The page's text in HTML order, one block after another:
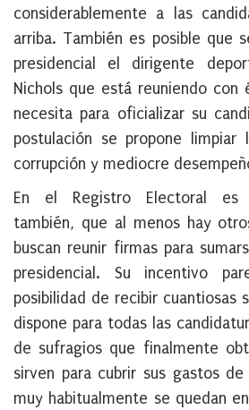
considerablemente a las
arriba. También es posible que
presidencial el dirigente
Nichols que está reuniendo con
necesita para oficializar su
postulación se propone
corrupción y mediocre
En el Registro Electoral es
también, que al menos hay
buscan reunir firmas para
presidencial. Su incentivo
posibilidad de recibir cuantiosas
dispone para todas las
de sufragios que finalmente
sirven para cubrir sus gastos
muy habitualmente se quedan